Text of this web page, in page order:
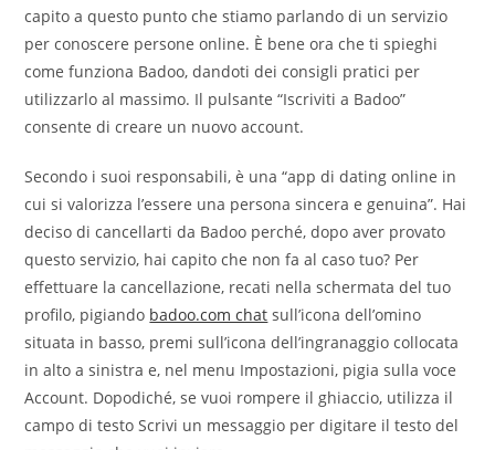
capito a questo punto che stiamo parlando di un servizio
per conoscere persone online. È bene ora che ti spieghi
come funziona Badoo, dandoti dei consigli pratici per
utilizzarlo al massimo. Il pulsante “Iscriviti a Badoo”
consente di creare un nuovo account.
Secondo i suoi responsabili, è una “app di dating online in
cui si valorizza l’essere una persona sincera e genuina”. Hai
deciso di cancellarti da Badoo perché, dopo aver provato
questo servizio, hai capito che non fa al caso tuo? Per
effettuare la cancellazione, recati nella schermata del tuo
profilo, pigiando badoo.com chat sull’icona dell’omino
situata in basso, premi sull’icona dell’ingranaggio collocata
in alto a sinistra e, nel menu Impostazioni, pigia sulla voce
Account. Dopodiché, se vuoi rompere il ghiaccio, utilizza il
campo di testo Scrivi un messaggio per digitare il testo del